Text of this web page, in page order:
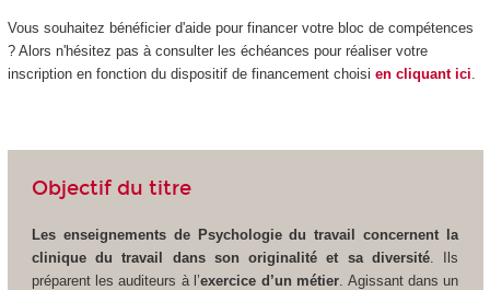
Vous souhaitez bénéficier d'aide pour financer votre bloc de compétences
? Alors n'hésitez pas à consulter les échéances pour réaliser votre
inscription en fonction du dispositif de financement choisi en cliquant ici.
Objectif du titre
Les enseignements de Psychologie du travail concernent la
clinique du travail dans son originalité et sa diversité . Ils
préparent les auditeurs à l’exercice d’un métier . Agissant dans un